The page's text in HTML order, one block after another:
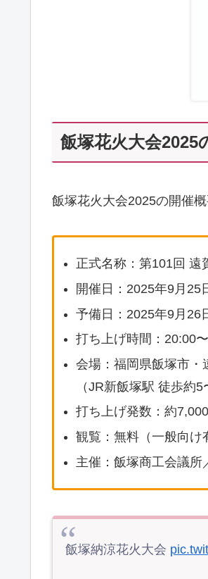
飯塚花火大会2025
飯塚花火大会2025の開催
正式名称：第101回 遠
開催日：2025年9月25
予備日：2025年9月26
打ち上げ時間：20:00
会場：福岡県飯塚市・
（JR新飯塚駅 徒歩約
打ち上げ発数：約
観覧：無料（一般向け
主催：飯塚商工会議所
飯塚納涼花火大会